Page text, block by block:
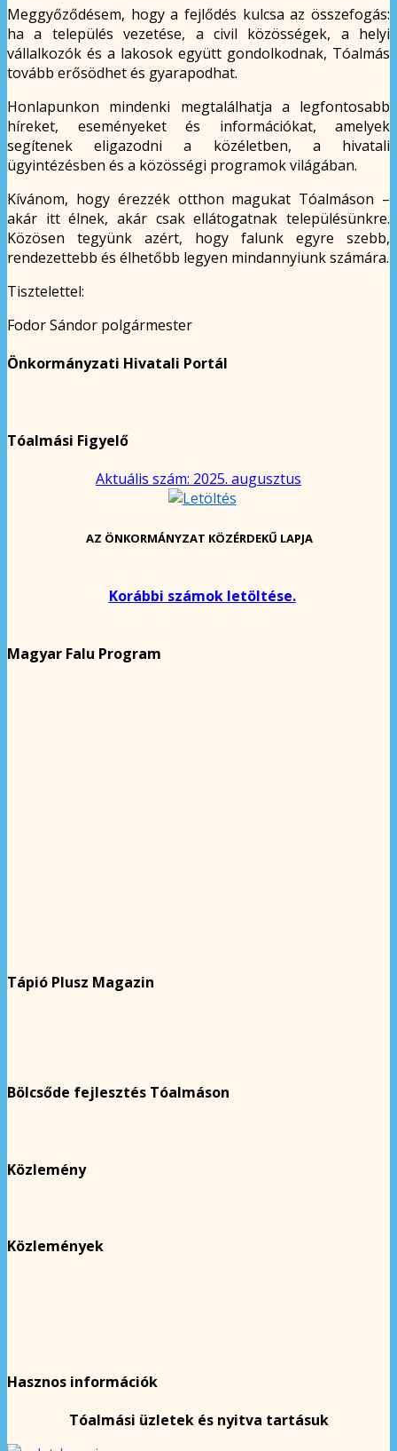
Meggyőződésem, hogy a fejlődés kulcsa az összefogás:
ha a település vezetése, a civil közösségek, a helyi
vállalkozók és a lakosok együtt gondolkodnak, Tóalmás
tovább erősödhet és gyarapodhat.
Honlapunkon mindenki megtalálhatja a legfontosabb
híreket, eseményeket és információkat, amelyek
segítenek eligazodni a közéletben, a hivatali
ügyintézésben és a közösségi programok világában.
Kívánom, hogy érezzék otthon magukat Tóalmáson –
akár itt élnek, akár csak ellátogatnak településünkre.
Közösen tegyünk azért, hogy falunk egyre szebb,
rendezettebb és élhetőbb legyen mindannyiunk számára.
Tisztelettel:
Fodor Sándor polgármester
Önkormányzati Hivatali Portál
Tóalmási Figyelő
Aktuális szám: 2025. augusztus
AZ ÖNKORMÁNYZAT KÖZÉRDEKŰ LAPJA
Korábbi számok letöltése.
Magyar Falu Program
Tápió Plusz Magazin
Bölcsőde fejlesztés Tóalmáson
Közlemény
Közlemények
Hasznos információk
Tóalmási üzletek és nyitva tartásuk